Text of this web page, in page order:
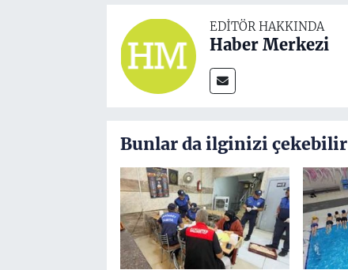
EDITÖR HAKKINDA
Haber Merkezi
Bunlar da ilginizi çekebilir